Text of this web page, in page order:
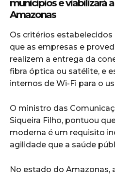
municípios e viabilizará
Amazonas
Os critérios
que as empresas e
realizem a entrega da
fibra óptica ou satélite, e
internos de Wi-Fi para o
O ministro das
Siqueira Filho, pontuou
moderna é um requisito
agilidade que a saúde
No estado do Amazonas,